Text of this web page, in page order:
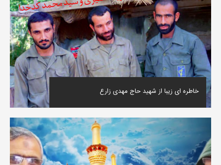
خاطره ای زیبا از شهید حاج مهدی زارع